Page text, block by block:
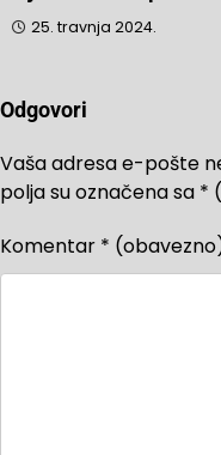
25. travnja 2024.
Odgovori
Vaša adresa e-pošte
polja su označena sa *
Komentar *